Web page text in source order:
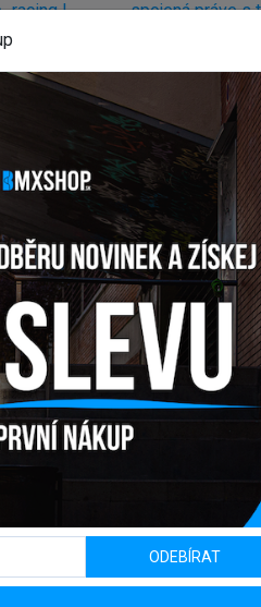
/ SHOWROOM
450, 082 71 Lipany
ODEBÍRAT